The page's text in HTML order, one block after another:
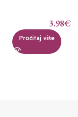
3.98€
Pročitaj više